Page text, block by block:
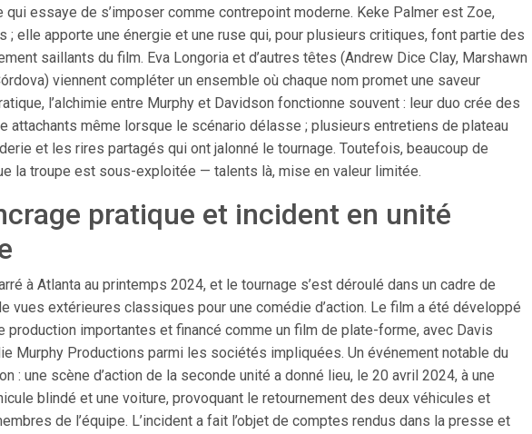
qui essaye de s’imposer comme contrepoint moderne. Keke Palmer est Zoe,
; elle apporte une énergie et une ruse qui, pour plusieurs critiques, font partie des
saillants du film. Eva Longoria et d’autres têtes (Andrew Dice Clay, Marshawn
viennent compléter un ensemble où chaque nom promet une saveur
l’alchimie entre Murphy et Davidson fonctionne souvent : leur duo crée des
attachants même lorsque le scénario délasse ; plusieurs entretiens de plateau
et les rires partagés qui ont jalonné le tournage. Toutefois, beaucoup de
la troupe est sous-exploitée — talents là, mise en valeur limitée.
pratique et incident en unité
à Atlanta au printemps 2024, et le tournage s’est déroulé dans un cadre de
vues extérieures classiques pour une comédie d’action. Le film a été développé
production importantes et financé comme un film de plate-forme, avec Davis
Murphy Productions parmi les sociétés impliquées. Un événement notable du
: une scène d’action de la seconde unité a donné lieu, le 20 avril 2024, à une
blindé et une voiture, provoquant le retournement des deux véhicules et
de l’équipe. L’incident a fait l’objet de comptes rendus dans la presse et